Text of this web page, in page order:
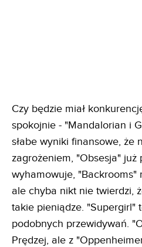
Czy będzie miał
spokojnie - "Mandalorian i
słabe wyniki finansowe, że
zagrożeniem, "Obsesja" już
wyhamowuje, "Backrooms"
ale chyba nikt nie twierdzi,
takie pieniądze. "Supergirl"
podobnych przewidywań.
Prędzej, ale z